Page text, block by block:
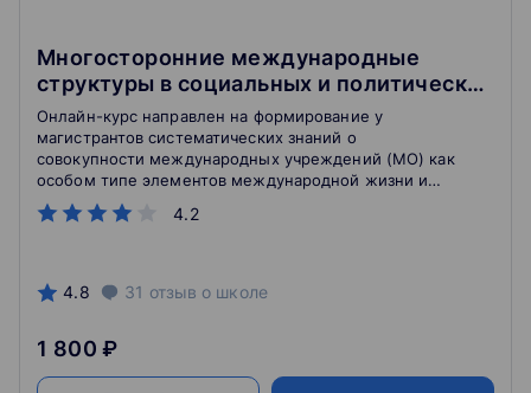
Многосторонние международные
структуры в социальных и политических
процессах глобализирующегося мира
4.2
Онлайн-курс направлен на формирование у
магистрантов систематических знаний о
совокупности международных учреждений (МО) как
особом типе элементов международной жизни и
неотъемлемой составной части антропосферы.
4.8 31 отзыв о школе
1 800 ₽